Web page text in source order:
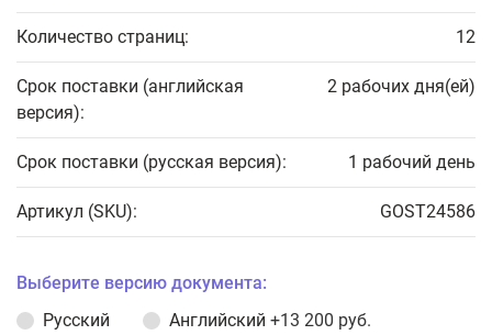
Количество страниц: 12
Срок поставки (английская
версия):
2 рабочих дня(ей)
Срок поставки (русская версия): 1 рабочий день
Артикул (SKU): GOST24586
Выберите версию документа:
Русский
Английский +13 200 руб.